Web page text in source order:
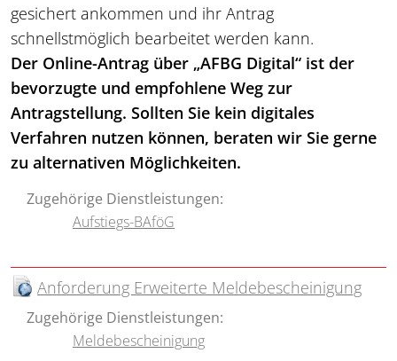
gesichert ankommen und ihr Antrag
schnellstmöglich bearbeitet werden kann.
Der Online-Antrag über „AFBG Digital“ ist der
bevorzugte und empfohlene Weg zur
Antragstellung. Sollten Sie kein digitales
Verfahren nutzen können, beraten wir Sie gerne
zu alternativen Möglichkeiten.
Zugehörige Dienstleistungen:
Aufstiegs-BAföG
Anforderung Erweiterte Meldebescheinigung
Zugehörige Dienstleistungen:
Meldebescheinigung